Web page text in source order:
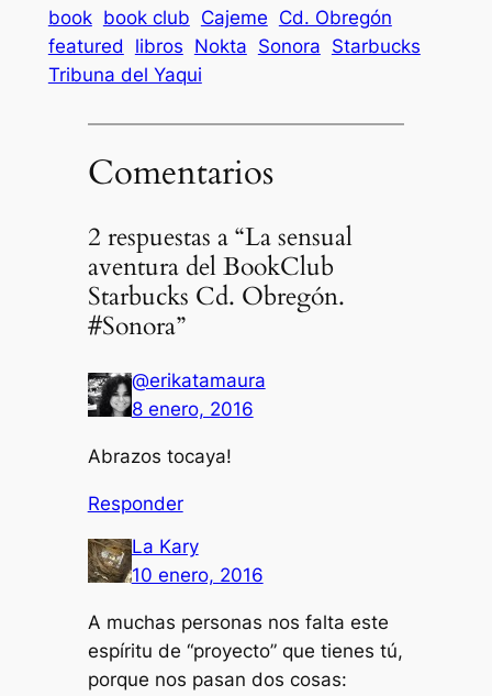
book book club Cajeme Cd. Obregón
featured
libros Nokta Sonora Starbucks
Tribuna del Yaqui
Comentarios
2 respuestas a “La sensual
aventura del BookClub
Starbucks Cd. Obregón.
#Sonora”
@erikatamaura
8 enero, 2016
Abrazos tocaya!
Responder
La Kary
10 enero, 2016
A muchas personas nos falta este
espíritu de “proyecto” que tienes tú,
porque nos pasan dos cosas: